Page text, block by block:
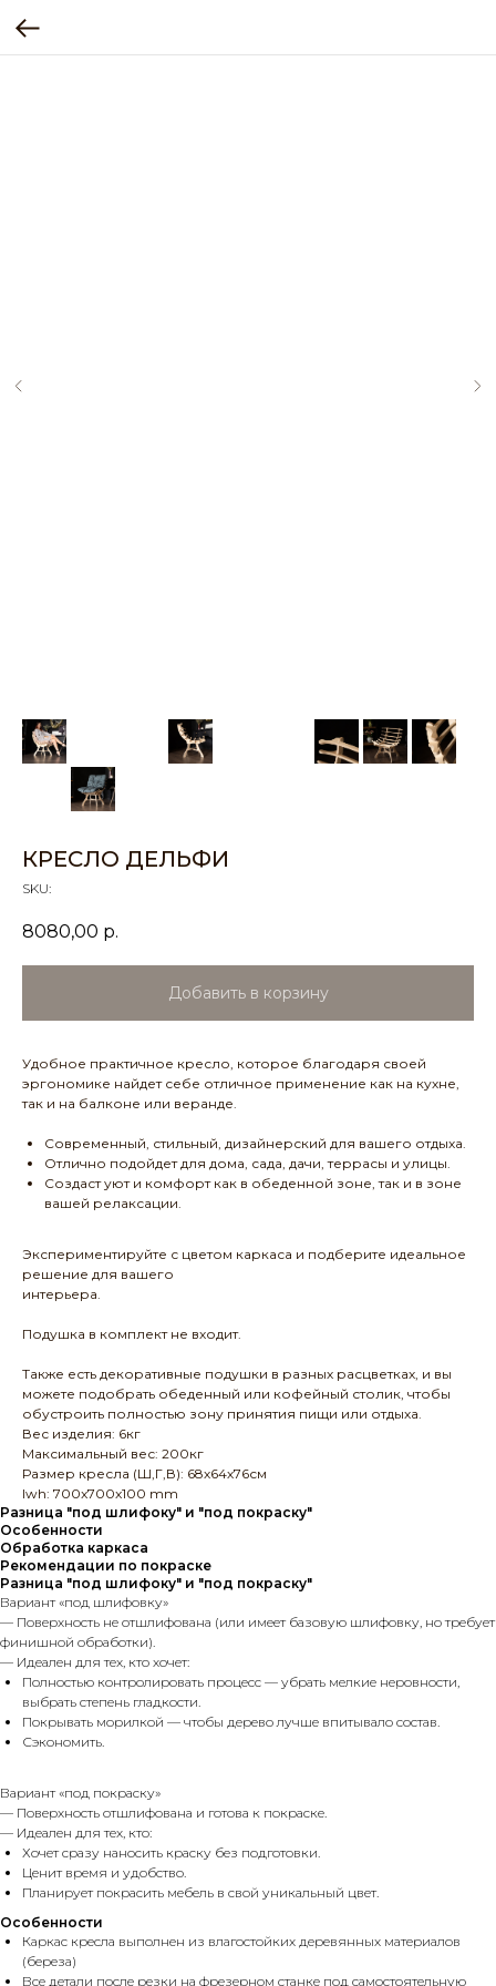
КРЕСЛО ДЕЛЬФИ
SKU:
8080,00 р.
Добавить в корзину
Удобное практичное кресло, которое благодаря своей
эргономике найдет себе отличное применение как на кухне,
так и на балконе или веранде.
Современный, стильный, дизайнерский для вашего отдыха.
Отлично подойдет для дома, сада, дачи, террасы и улицы.
Создаст уют и комфорт как в обеденной зоне, так и в зоне
вашей релаксации.
Экспериментируйте с цветом каркаса и подберите идеальное
решение для вашего
интерьера.
Подушка в комплект не входит.
Также есть декоративные подушки в разных расцветках, и вы
можете подобрать обеденный или кофейный столик, чтобы
обустроить полностью зону принятия пищи или отдыха.
Вес изделия: 6кг
Максимальный вес: 200кг
Размер кресла (Ш,Г,В): 68х64х76см
lwh: 700x700x100 mm
Разница "под шлифоку" и "под покраску"
Особенности
Обработка каркаса
Рекомендации по покраске
Разница "под шлифоку" и "под покраску"
Вариант «под шлифовку»
— Поверхность не отшлифована (или имеет базовую шлифовку, но требует
финишной обработки).
— Идеален для тех, кто хочет:
Полностью контролировать процесс — убрать мелкие неровности,
выбрать степень гладкости.
Покрывать морилкой — чтобы дерево лучше впитывало состав.
Сэкономить.
Вариант «под покраску»
— Поверхность отшлифована и готова к покраске.
— Идеален для тех, кто:
Хочет сразу наносить краску без подготовки.
Ценит время и удобство.
Планирует покрасить мебель в свой уникальный цвет.
Особенности
Каркас кресла выполнен из влагостойких деревянных материалов
(береза)
Все детали после резки на фрезерном станке под самостоятельную